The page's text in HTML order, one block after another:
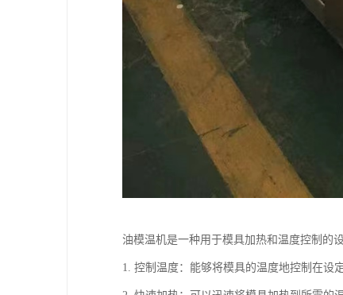
油模温机是一种用于模具加热和温度控制的
1. 控制温度：能够将模具的温度地控制在设